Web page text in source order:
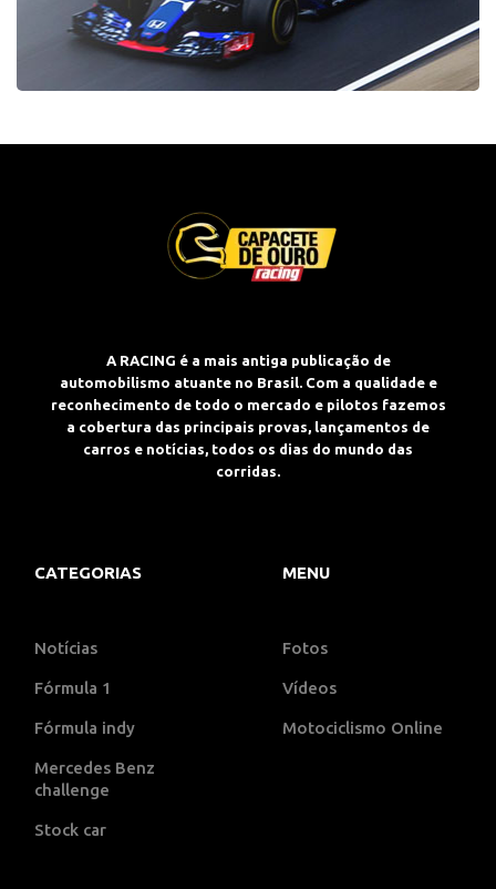
A RACING é a mais antiga publicação de
automobilismo atuante no Brasil. Com a qualidade e
reconhecimento de todo o mercado e pilotos fazemos
a cobertura das principais provas, lançamentos de
carros e notícias, todos os dias do mundo das
corridas.
CATEGORIAS
Notícias
Fórmula 1
Fórmula indy
Mercedes Benz
challenge
Stock car
MENU
Fotos
Vídeos
Motociclismo Online